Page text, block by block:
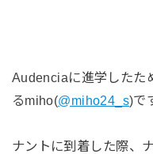
Audenciaに進学したた
るmiho(@miho24_s)で
ナントに到着した際、